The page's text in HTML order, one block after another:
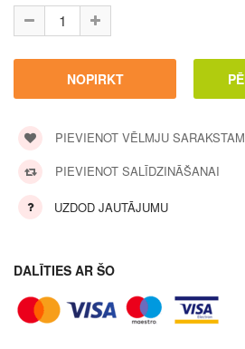
PIEVIENOT VĒLMJU SARAKSTAM
PIEVIENOT SALĪDZINĀŠANAI
UZDOD JAUTĀJUMU
DALĪTIES AR ŠO